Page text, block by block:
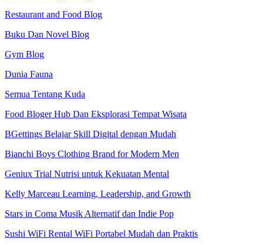
Restaurant and Food Blog
Buku Dan Novel Blog
Gym Blog
Dunia Fauna
Semua Tentang Kuda
Food Bloger Hub Dan Eksplorasi Tempat Wisata
BGettings Belajar Skill Digital dengan Mudah
Bianchi Boys Clothing Brand for Modern Men
Geniux Trial Nutrisi untuk Kekuatan Mental
Kelly Marceau Learning, Leadership, and Growth
Stars in Coma Musik Alternatif dan Indie Pop
Sushi WiFi Rental WiFi Portabel Mudah dan Praktis